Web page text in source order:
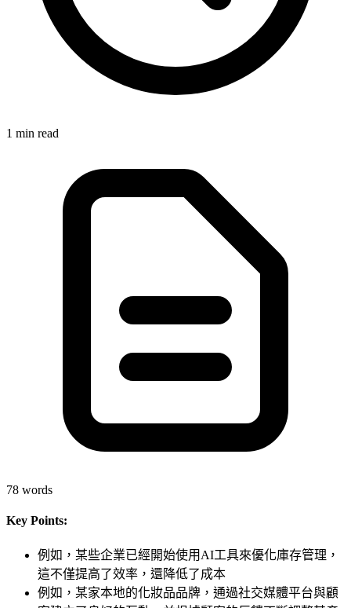
1 min read
78 words
Key Points:
例如，某些企業已經開始使用AI工具來優化庫存管理，
這不僅提高了效率，還降低了成本
例如，某家本地的化妝品品牌，通過社交媒體平台與顧